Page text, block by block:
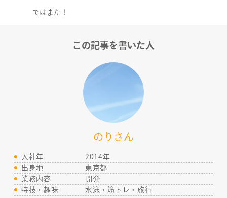
ではまた！
この記事を書いた人
のりさん
入社年
2014年
出身地
東京都
業務内容
開発
特技・趣味
水泳・筋トレ・旅行